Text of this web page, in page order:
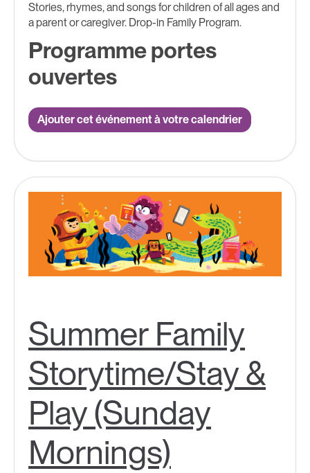
Stories, rhymes, and songs for children of all ages and
a parent or caregiver. Drop-in Family Program.
Programme portes
ouvertes
Ajouter cet événement à votre calendrier
Summer Family
Storytime/Stay &
Play (Sunday
Mornings)